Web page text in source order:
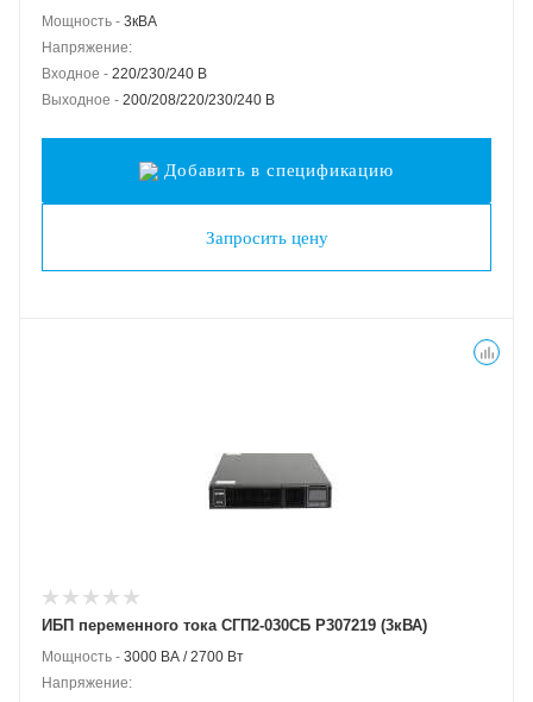
Мощность - 3кВА
Напряжение:
Входное - 220/230/240 В
Выходное - 200/208/220/230/240 В
Добавить в спецификацию
Запросить цену
ИБП переменного тока СГП2-030СБ Р307219 (3кВА)
Мощность - 3000 ВА / 2700 Вт
Напряжение: